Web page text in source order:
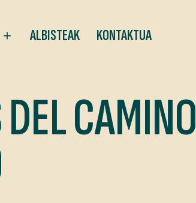
ALBISTEAK KONTAKTUA
CAMINO